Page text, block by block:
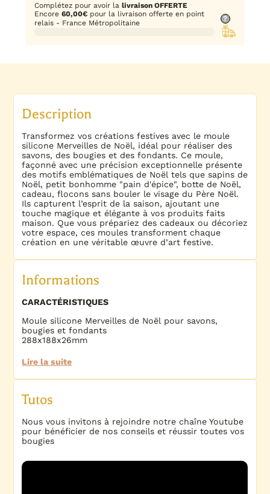
Complétez pour avoir lalivraison OFFERTE
Encore60,00€ pour la livraison offerte en point
relais - France Métropolitaine
?
Description
Transformez vos créations festives avec le moule
silicone Merveilles de Noël, idéal pour réaliser des
savons, des bougies et des fondants. Ce moule,
façonné avec une précision exceptionnelle présente
des motifs emblématiques de Noël tels que sapins de
Noël, petit bonhomme "pain d'épice", botte de Noël,
cadeau, flocons sans bouler le visage du Père Noël.
Ils capturent l’esprit de la saison, ajoutant une
touche magique et élégante à vos produits faits
maison. Que vous prépariez des cadeaux ou décoriez
votre espace, ces moules transforment chaque
création en une véritable œuvre d’art festive.
Informations
CARACTÉRISTIQUES
Moule silicone Merveilles de Noël pour savons,
bougies et fondants
288x188x26mm
Lire la suite
Tutos
Nous vous invitons à rejoindre notre chaîne Youtube
pour bénéficier de nos conseils et réussir toutes vos
bougies